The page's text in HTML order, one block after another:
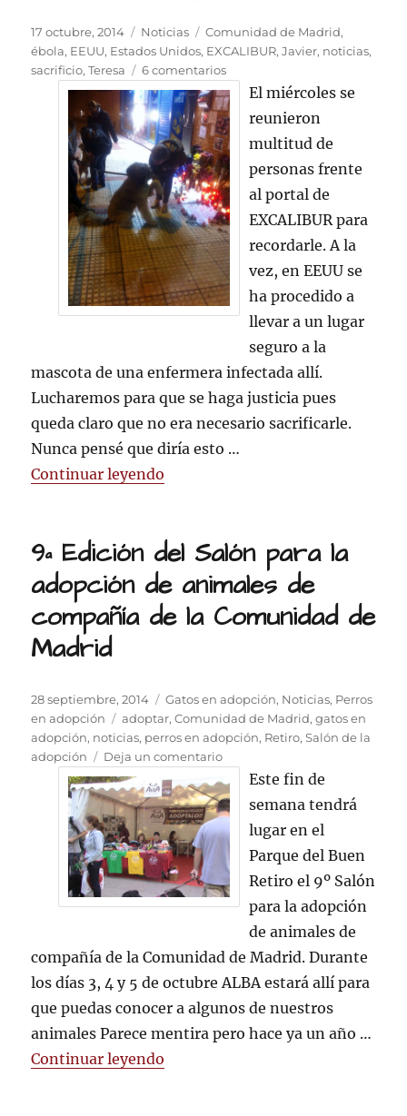
Publicado
el
17 octubre, 2014 Categorías
Noticias Etiquetas
Comunidad de Madrid,
ébola, EEUU, Estados Unidos, EXCALIBUR,Javier, noticias,
sacrificio,Teresa 6 comentariosen
Si
EXCALIBUR
hubiera
sido
americano
seguiría
vivo
El miércoles se
reunieron
multitud de
personas frente
al portal de
EXCALIBUR para
recordarle. A la
vez, en EEUU se
ha procedido a
llevar a un lugar
seguro a la
mascota de una enfermera infectada allí.
Lucharemos para que se haga justicia pues
queda claro que no era necesario sacrificarle.
Nunca pensé que diría esto …
Continuar leyendo
9ª Edición del Salón para la
adopción de animales de
compañía de la Comunidad de
Madrid
Publicado
el
28 septiembre, 2014 Categorías
Gatos en adopción, Noticias, Perros
en adopción
Etiquetas
adoptar,Comunidad de Madrid,gatos en
adopción, noticias, perros en adopción, Retiro,Salón de la
adopción
Deja un comentarioen
Edición
del
Salón
la
adopción
de
animales
compañía
de
la
de
Este fin de
semana tendrá
lugar en el
Parque del Buen
Retiro el 9º Salón
para la adopción
de animales de
compañía de la Comunidad de Madrid. Durante
los días 3, 4 y 5 de octubre ALBA estará allí para
que puedas conocer a algunos de nuestros
animales Parece mentira pero hace ya un año …
Continuar leyendo